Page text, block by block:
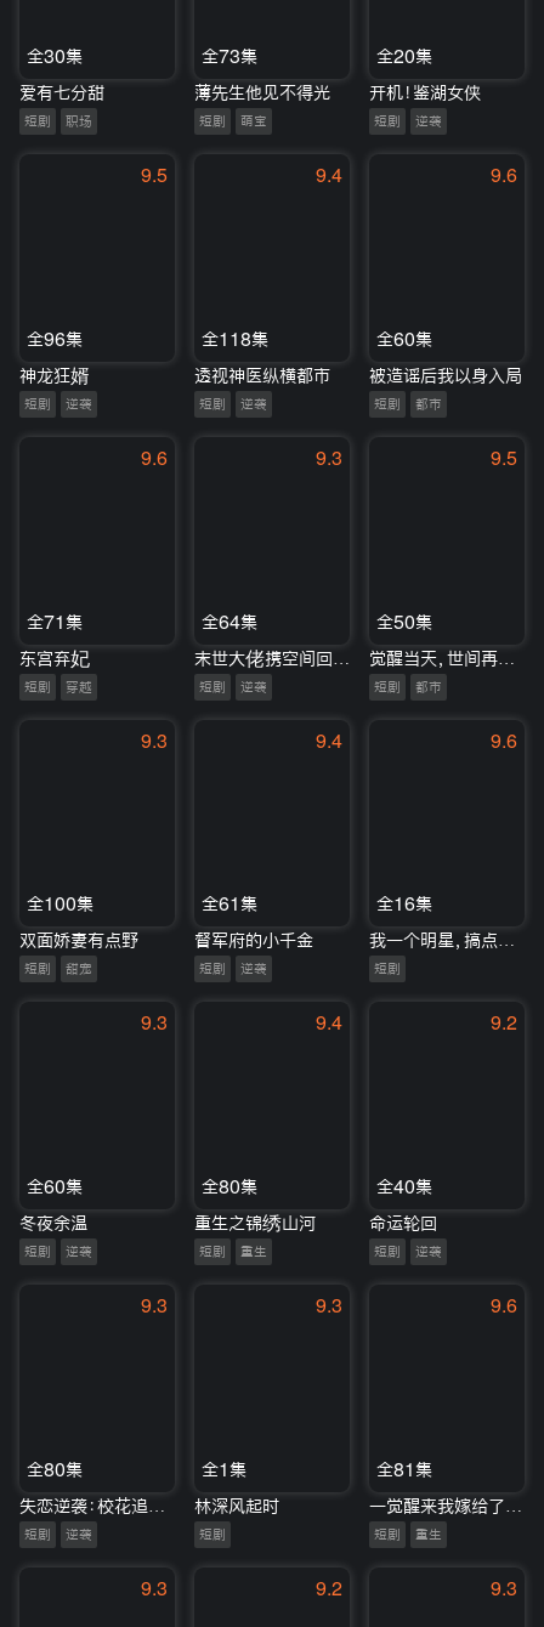
全30集
爱有七分甜
短剧 职场
全73集
薄先生他见不得光
短剧 萌宝
全20集
开机！鉴湖女侠
短剧 逆袭
9.5
全96集
神龙狂婿
短剧 逆袭
9.4
全118集
透视神医纵横都市
短剧 逆袭
9.6
全60集
被造谣后我以身入局
短剧 都市
9.6
全71集
东宫弃妃
短剧 穿越
9.3
全64集
短剧 逆袭
9.5
全50集
短剧 都市
9.3
全100集
双面娇妻有点野
短剧 甜宠
9.4
全61集
督军府的小千金
短剧 逆袭
9.6
全16集
我一个明星，搞点副业很合理吧
短剧
9.3
全60集
冬夜余温
短剧 逆袭
9.4
全80集
重生之锦绣山河
短剧 重生
9.2
全40集
命运轮回
短剧 逆袭
9.3
全80集
短剧 逆袭
9.3
全1集
林深风起时
短剧
9.6
全81集
短剧 重生
9.3 9.2 9.3